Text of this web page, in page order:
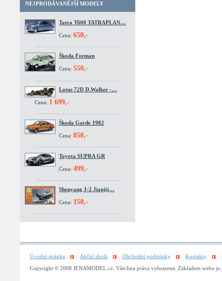
NEJPRODÁVANĚJŠÍ MODELY
Tatra T600 TATRAPLAN…
Cena: 650,-
Škoda Forman
Cena: 550,-
Lotus 72D D.Walker -…
Cena: 1 699,-
Škoda Garde 1982
Cena: 850,-
Toyota SUPRA GR
Cena: 499,-
Shenyang J-2 Jianjij…
Cena: 150,-
Úvodní stránka Akční zboží Obchodní podmínky Kontakty
Copyright © 2008 JENAMODEL.cz. Všechna práva vyhrazena. Základem webu je